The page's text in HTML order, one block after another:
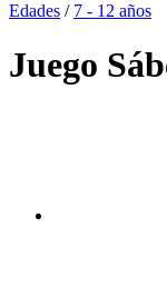
Edades / 7 - 12 años
Juego